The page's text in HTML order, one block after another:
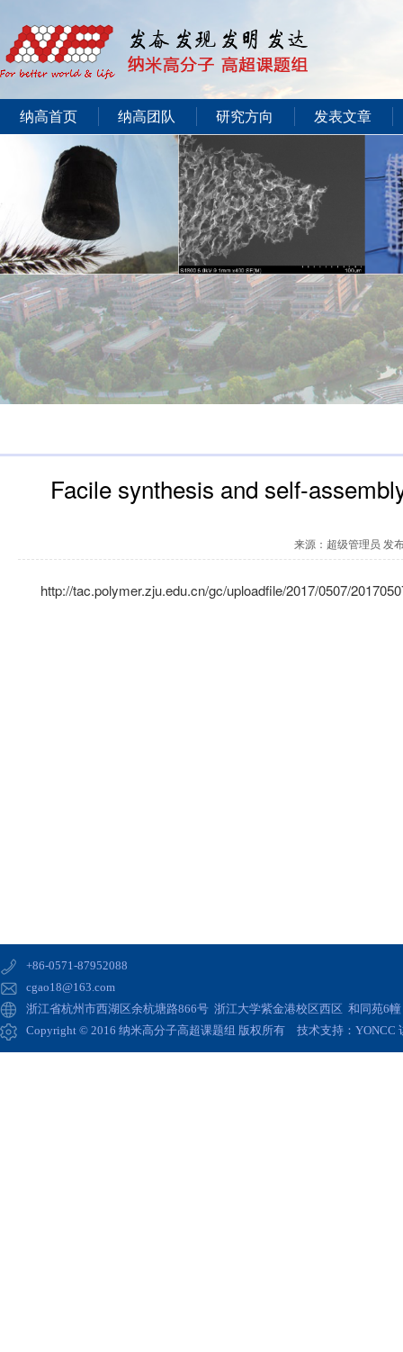
纳高首页 纳高团队 研究方向 发表文章
Facile synthesis and self-
来源：超级管理员 发
http://tac.polymer.zju.edu.cn/gc/uploadfile/2017/0507/
+86-0571-87952088
cgao18@163.com
浙江省杭州市西湖区余杭塘路866号 浙江大学紫金港校区西区 和同苑6
Copyright © 2016 纳米高分子高超课题组 版权所有 技术支持： YONCC